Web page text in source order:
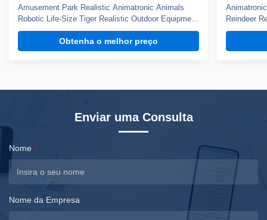
Amusement Park Realistic Animatronic Animals
Robotic Life-Size Tiger Realistic Outdoor Equipment
Product description Application Amusement park;
Musement; Education models; Decoration
equipments; Festival exhibition and so on. Material
Obtenha o melhor preço
Reindeer
robot
animals,
Enviar uma Consulta
Nome *
Nome da Empresa